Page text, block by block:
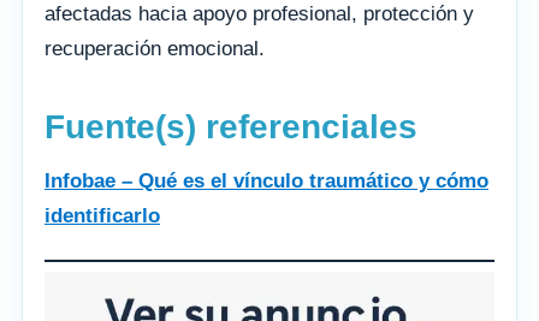
afectadas hacia apoyo profesional, protección y
recuperación emocional.
Fuente(s) referenciales
Infobae – Qué es el vínculo traumático y cómo
identificarlo